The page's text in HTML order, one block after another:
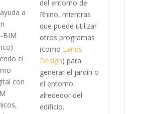
a
BIM
el
con
del entorno de
Rhino, mientras
que puede utilizar
otros programas
(como Lands
Design) para
generar el jardín o
el entorno
alrededor del
edificio.